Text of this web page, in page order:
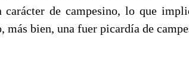
de campesino, lo que
más bien, una fuer picardía de